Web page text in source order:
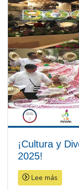
¡Cultura y
2025!
Lee más